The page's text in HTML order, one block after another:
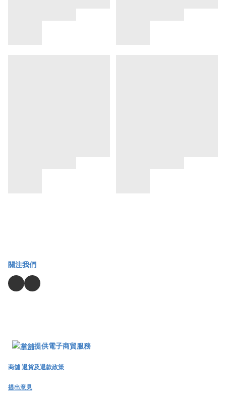
關注我們
提供電子商貿服務
商舖退貨及退款政策
提出意見